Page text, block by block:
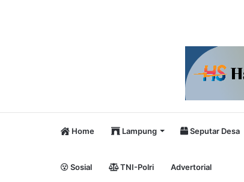
Home Lampung Seputar Desa
Sosial TNI-Polri Advertorial